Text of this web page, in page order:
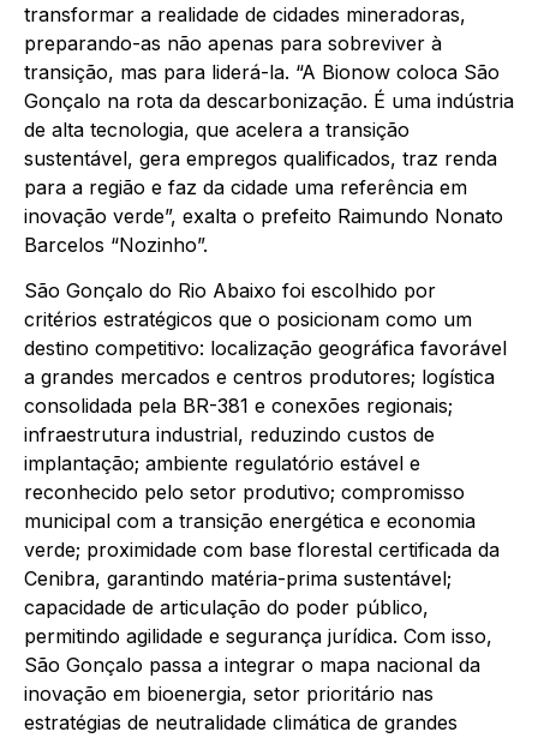
transformar a realidade de cidades mineradoras,
preparando-as não apenas para sobreviver à
transição, mas para liderá-la. “A Bionow coloca São
Gonçalo na rota da descarbonização. É uma indústria
de alta tecnologia, que acelera a transição
sustentável, gera empregos qualificados, traz renda
para a região e faz da cidade uma referência em
inovação verde”, exalta o prefeito Raimundo Nonato
Barcelos “Nozinho”.
São Gonçalo do Rio Abaixo foi escolhido por
critérios estratégicos que o posicionam como um
destino competitivo: localização geográfica favorável
a grandes mercados e centros produtores; logística
consolidada pela BR-381 e conexões regionais;
infraestrutura industrial, reduzindo custos de
implantação; ambiente regulatório estável e
reconhecido pelo setor produtivo; compromisso
municipal com a transição energética e economia
verde; proximidade com base florestal certificada da
Cenibra, garantindo matéria-prima sustentável;
capacidade de articulação do poder público,
permitindo agilidade e segurança jurídica. Com isso,
São Gonçalo passa a integrar o mapa nacional da
inovação em bioenergia, setor prioritário nas
estratégias de neutralidade climática de grandes